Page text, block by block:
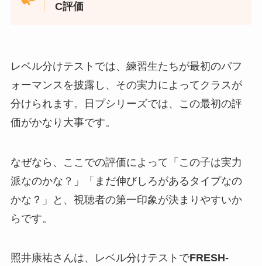
C評価
レベル分けテストでは、練習生たちが最初のパフ
ォーマンスを披露し、その実力によってクラスが
分けられます。日プシリーズでは、この最初の評
価がかなり大事です。
なぜなら、ここでの評価によって「この子は実力
派なのかな？」「まだ伸びしろがあるタイプなの
かな？」と、視聴者の第一印象が決まりやすいか
らです。
照井康祐さんは、レベル分けテストでFRESH-